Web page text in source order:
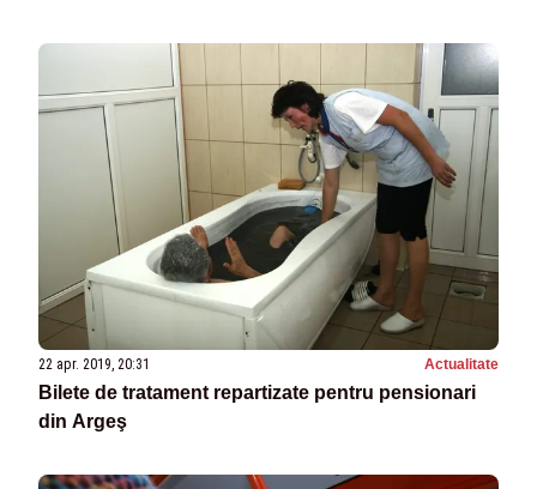
22 apr. 2019, 20:31 Actualitate
Bilete de tratament repartizate pentru pensionari
din Argeş